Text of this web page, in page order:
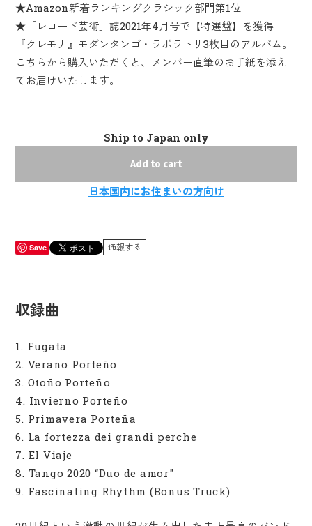
★Amazon新着ランキングクラシック部門第1位
★「レコード芸術」誌2021年4月号で【特選盤】を獲得
『クレモナ』モダンタンゴ・ラボラトリ3枚目のアルバム。
こちらから購入いただくと、メンバー直筆のお手紙を添え
てお届けいたします。
Ship to Japan only
Add to cart
日本国内にお住まいの方向け
Save 通報する
収録曲
1. Fugata
2. Verano Porteño
3. Otoño Porteño
4. Invierno Porteño
5. Primavera Porteña
6. La fortezza dei grandi perche
7. El Viaje
8. Tango 2020 “Duo de amor"
9. Fascinating Rhythm (Bonus Truck)